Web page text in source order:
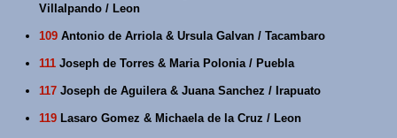
Villalpando / Leon
109 Antonio de Arriola & Ursula Galvan / Tacambaro
111 Joseph de Torres & Maria Polonia / Puebla
117 Joseph de Aguilera & Juana Sanchez / Irapuato
119 Lasaro Gomez & Michaela de la Cruz / Leon